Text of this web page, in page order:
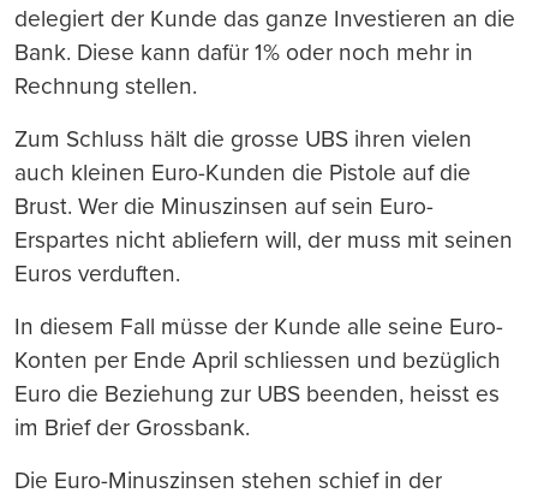
delegiert der Kunde das ganze Investieren an die
Bank. Diese kann dafür 1% oder noch mehr in
Rechnung stellen.
Zum Schluss hält die grosse UBS ihren vielen
auch kleinen Euro-Kunden die Pistole auf die
Brust. Wer die Minuszinsen auf sein Euro-
Erspartes nicht abliefern will, der muss mit seinen
Euros verduften.
In diesem Fall müsse der Kunde alle seine Euro-
Konten per Ende April schliessen und bezüglich
Euro die Beziehung zur UBS beenden, heisst es
im Brief der Grossbank.
Die Euro-Minuszinsen stehen schief in der